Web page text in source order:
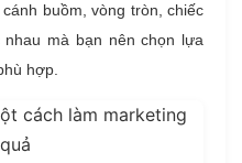
buồm, vòng tròn, chiếc
mà bạn nên chọn lựa
hợp.